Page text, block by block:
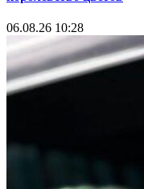
06.08.26 10:28